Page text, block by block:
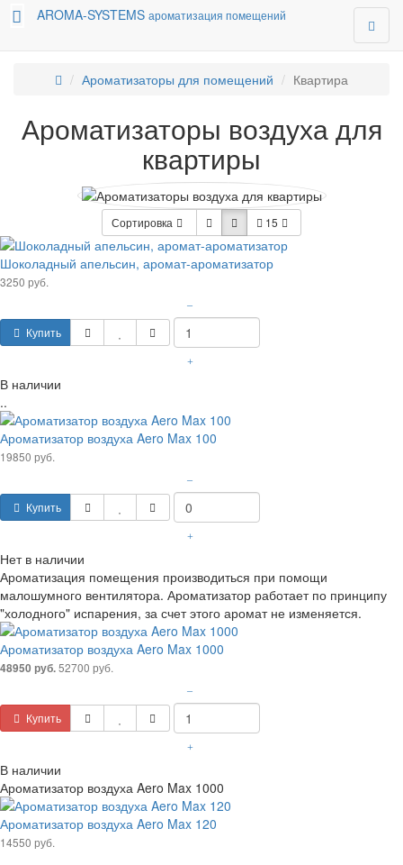
AROMA-SYSTEMS ароматизация помещений
Ароматизаторы для помещений Квартира
Ароматизаторы воздуха для
квартиры
Сортировка 15
Шоколадный апельсин, аромат-ароматизатор
3250 руб.
Купить
–
+
В наличии
..
Ароматизатор воздуха Aero Max 100
19850 руб.
Купить
–
+
Нет в наличии
Ароматизация помещения производиться при помощи
малошумного вентилятора. Ароматизатор работает по принципу
"холодного" испарения, за счет этого аромат не изменяется.
Ароматизатор воздуха Aero Max 1000
48950 руб.52700 руб.
Купить
–
+
В наличии
Ароматизатор воздуха Aero Max 1000
Ароматизатор воздуха Aero Max 120
14550 руб.